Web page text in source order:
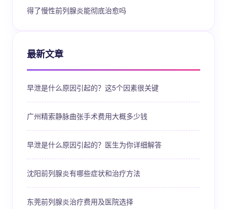
得了慢性前列腺炎能彻底治愈吗
最新文章
早泄是什么原因引起的？这5个因素很关键
广州精索静脉曲张手术费用大概多少钱
早泄是什么原因引起的？医生为你详细解答
沈阳前列腺炎有哪些症状和治疗方法
东莞前列腺炎治疗费用及医院选择